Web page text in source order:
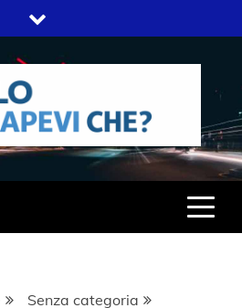
GRUPPO LIFELIVE
Senza categoria